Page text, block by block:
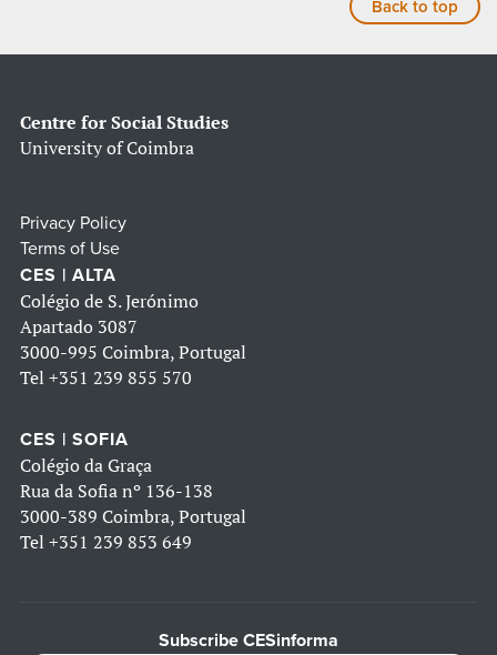
Back to top
Centre for Social Studies
University of Coimbra
Privacy Policy
Terms of Use
CES | ALTA
Colégio de S. Jerónimo
Apartado 3087
3000-995 Coimbra, Portugal
Tel +351 239 855 570
CES | SOFIA
Colégio da Graça
Rua da Sofia nº 136-138
3000-389 Coimbra, Portugal
Tel +351 239 853 649
Subscribe CESinforma